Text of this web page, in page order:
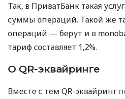
Так, в ПриватБанк такая
суммы операций. Такой же
операций — берут и в
тариф составляет 1,2%.
О QR-эквайринге
Вместе с тем QR-эквайринг